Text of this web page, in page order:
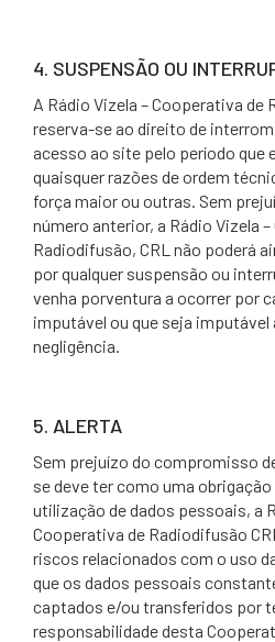
4. SUSPENSÃO OU
A Rádio Vizela – Cooperativa de
reserva-se ao direito de
acesso ao site pelo período que
quaisquer razões de ordem
força maior ou outras. Sem
número anterior, a Rádio Vizela
Radiodifusão, CRL não poderá
por qualquer suspensão ou
venha porventura a ocorrer por
imputável ou que seja imputável
negligência.
5. ALERTA
Sem prejuízo do compromisso
se deve ter como uma
utilização de dados pessoais, a
Cooperativa de Radiodifusão
riscos relacionados com o uso
que os dados pessoais
captados e/ou transferidos por
responsabilidade desta